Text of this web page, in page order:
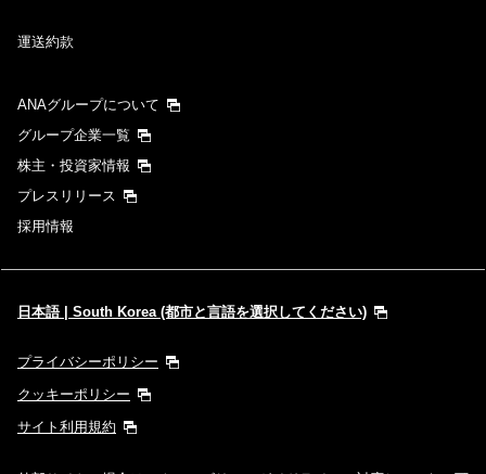
運送約款
ANAグループについて
グループ企業一覧
株主・投資家情報
プレスリリース
採用情報
日本語 | South Korea (都市と言語を選択してください)
プライバシーポリシー
クッキーポリシー
サイト利用規約